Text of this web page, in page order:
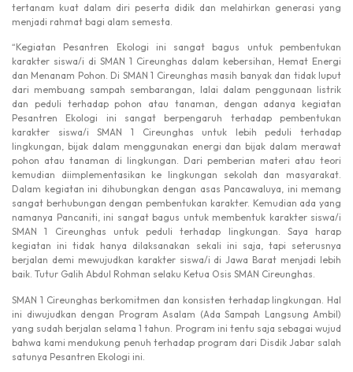
tertanam kuat dalam diri peserta didik dan melahirkan generasi yang
menjadi rahmat bagi alam semesta.
“Kegiatan Pesantren Ekologi ini sangat bagus untuk pembentukan
karakter siswa/i di SMAN 1 Cireunghas dalam kebersihan, Hemat Energi
dan Menanam Pohon. Di SMAN 1 Cireunghas masih banyak dan tidak luput
dari membuang sampah sembarangan, lalai dalam penggunaan listrik
dan peduli terhadap pohon atau tanaman, dengan adanya kegiatan
Pesantren Ekologi ini sangat berpengaruh terhadap pembentukan
karakter siswa/i SMAN 1 Cireunghas untuk lebih peduli terhadap
lingkungan, bijak dalam menggunakan energi dan bijak dalam merawat
pohon atau tanaman di lingkungan. Dari pemberian materi atau teori
kemudian diimplementasikan ke lingkungan sekolah dan masyarakat.
Dalam kegiatan ini dihubungkan dengan asas Pancawaluya, ini memang
sangat berhubungan dengan pembentukan karakter. Kemudian ada yang
namanya Pancaniti, ini sangat bagus untuk membentuk karakter siswa/i
SMAN 1 Cireunghas untuk peduli terhadap lingkungan. Saya harap
kegiatan ini tidak hanya dilaksanakan sekali ini saja, tapi seterusnya
berjalan demi mewujudkan karakter siswa/i di Jawa Barat menjadi lebih
baik. Tutur Galih Abdul Rohman selaku Ketua Osis SMAN Cireunghas.
SMAN 1 Cireunghas berkomitmen dan konsisten terhadap lingkungan. Hal
ini diwujudkan dengan Program Asalam (Ada Sampah Langsung Ambil)
yang sudah berjalan selama 1 tahun. Program ini tentu saja sebagai wujud
bahwa kami mendukung penuh terhadap program dari Disdik Jabar salah
satunya Pesantren Ekologi ini.